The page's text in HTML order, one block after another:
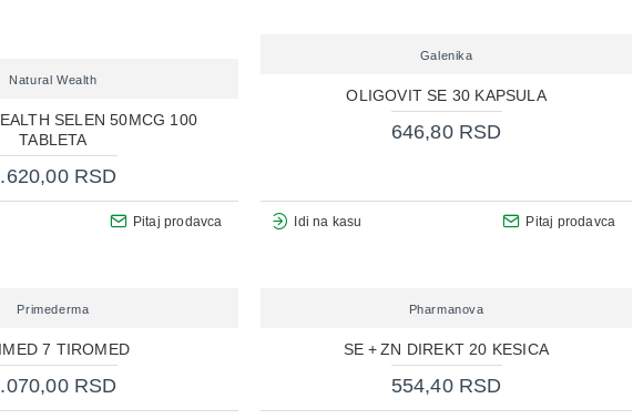
Natural Wealth
SELEN 50MCG 100
TABLETA
RSD
Pitaj prodavca
Galenika
OLIGOVIT SE 30 KAPSULA
646,80 RSD
Idi na kasu Pitaj prodavca
Primederma
7 TIROMED
RSD
Pharmanova
SE + ZN DIREKT 20 KESICA
554,40 RSD